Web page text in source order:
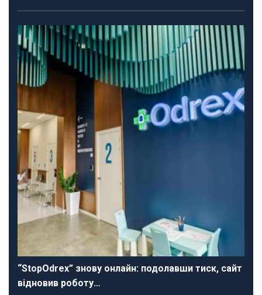
“StopOdrex” знову онлайн: подолавши тиск, сайт
відновив роботу…